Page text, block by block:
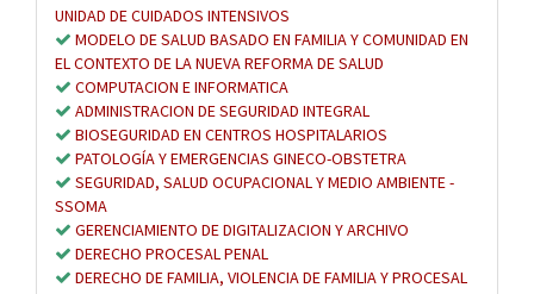
UNIDAD DE CUIDADOS INTENSIVOS
MODELO DE SALUD BASADO EN FAMILIA Y COMUNIDAD EN
EL CONTEXTO DE LA NUEVA REFORMA DE SALUD
COMPUTACION E INFORMATICA
ADMINISTRACION DE SEGURIDAD INTEGRAL
BIOSEGURIDAD EN CENTROS HOSPITALARIOS
PATOLOGÍA Y EMERGENCIAS GINECO-OBSTETRA
SEGURIDAD, SALUD OCUPACIONAL Y MEDIO AMBIENTE -
SSOMA
GERENCIAMIENTO DE DIGITALIZACION Y ARCHIVO
DERECHO PROCESAL PENAL
DERECHO DE FAMILIA, VIOLENCIA DE FAMILIA Y PROCESAL